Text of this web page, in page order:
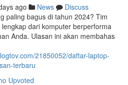
ago News
Discuss
paling bagus di tahun 2024? Tim
dari komputer berperforma
Anda. Ulasan ini akan membahas
21850052/daftar-laptop-
terbaru
Upvoted